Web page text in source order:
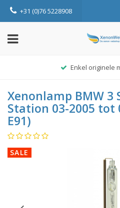
+31 (0)76 5228908
Enkel originele
Xenonlamp BMW 3
Station 03-2005 tot
E91)
SALE